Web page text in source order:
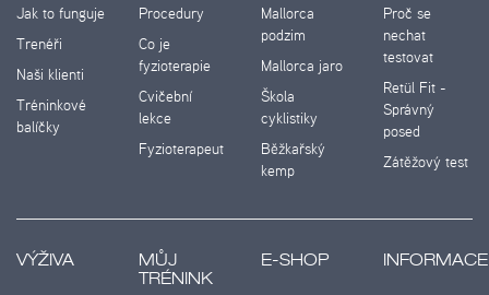
Jak to funguje
Trenéři
Naši klienti
Tréninkové
balíčky
Procedury
Co je
fyzioterapie
Cvičební
lekce
Fyzioterapeut
Mallorca
podzim
Mallorca jaro
Škola
cyklistiky
Běžkařský
kemp
Proč se
nechat
testovat
Retül Fit -
Správný
posed
Zátěžový test
VÝŽIVA
MŮJ
TRÉNINK
E-SHOP INFORMACE